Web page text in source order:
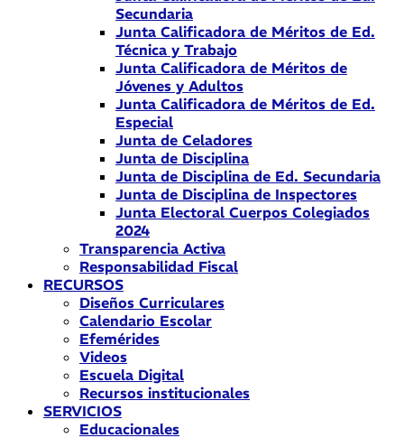
Secundaria
Junta Calificadora de Méritos de Ed.
Técnica y Trabajo
Junta Calificadora de Méritos de
Jóvenes y Adultos
Junta Calificadora de Méritos de Ed.
Especial
Junta de Celadores
Junta de Disciplina
Junta de Disciplina de Ed. Secundaria
Junta de Disciplina de Inspectores
Junta Electoral Cuerpos Colegiados
2024
Transparencia Activa
Responsabilidad Fiscal
RECURSOS
Diseños Curriculares
Calendario Escolar
Efemérides
Videos
Escuela Digital
Recursos institucionales
SERVICIOS
Educacionales